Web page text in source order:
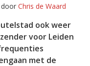
door Chris de Waard
ook weer
voor Leiden
met de